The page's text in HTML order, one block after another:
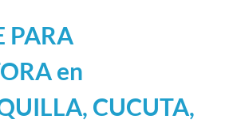
PARA
en
CUCUTA,